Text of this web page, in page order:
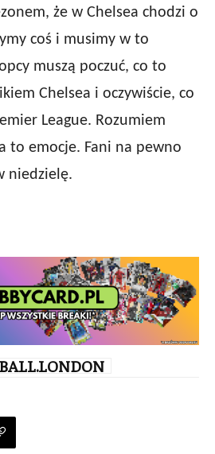
że w Chelsea chodzi o
coś i musimy w to
muszą poczuć, co to
Chelsea i oczywiście, co
League. Rozumiem
to emocje. Fani na pewno
niedzielę.